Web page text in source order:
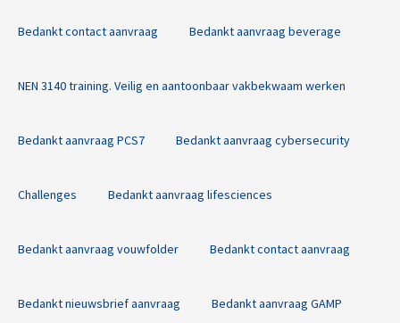
Bedankt contact aanvraag Bedankt aanvraag beverage
NEN 3140 training. Veilig en aantoonbaar vakbekwaam werken
Bedankt aanvraag PCS7 Bedankt aanvraag cybersecurity
Challenges Bedankt aanvraag lifesciences
Bedankt aanvraag vouwfolder Bedankt contact aanvraag
Bedankt nieuwsbrief aanvraag Bedankt aanvraag GAMP